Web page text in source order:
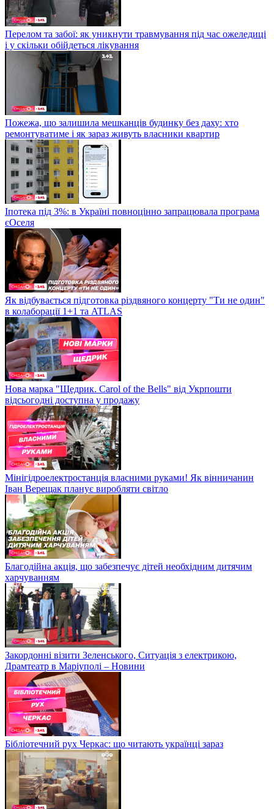
Перелом та забої: як уникнути травмування під час ожеледиці
і у скільки обійдеться лікування
Пожежа, що залишила мешканців будинку без даху: хто
ремонтуватиме і як зараз живуть власники квартир
Іпотека під 3%: в Україні повноцінно запрацювала програма
єОселя
Як відбувається підготовка різдвяного концерту "Ти не один"
в колаборації 1+1 та ATLAS
Нова марка "Щедрик. Carol of the Bells" від Укрпошти
відсьогодні доступна у продажу
Мінігідроелектростанція власними руками! Як вінничанин
Іван Верещак планує виробляти світло
Благодійна акція, що забезпечує дітей необхідним дитячим
харчуванням
Закордонні візити Зеленського, Ситуація з електрикою,
Драмтеатр в Маріуполі – Новини
Бібліотечний рух Черкас: що читають українці зараз